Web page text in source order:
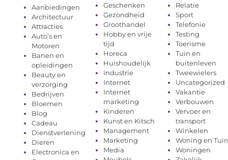
Aanbiedingen
Architectuur
Attracties
Auto’s en
Motoren
Banen en
opleidingen
Beauty en
verzorging
Bedrijven
Bloemen
Blog
Cadeau
Dienstverlening
Dieren
Electronica en
Geschenken
Gezondheid
Groothandel
Hobby en vrije
tijd
Horeca
Huishoudelijk
Industrie
Internet
Internet
marketing
Kinderen
Kunst en Kitsch
Management
Marketing
Media
Relatie
Sport
Telefonie
Testing
Toerisme
Tuin en
buitenleven
Tweewielers
Uncategorized
Vakantie
Verbouwen
Vervoer en
transport
Winkelen
Woning en Tuin
Woningen